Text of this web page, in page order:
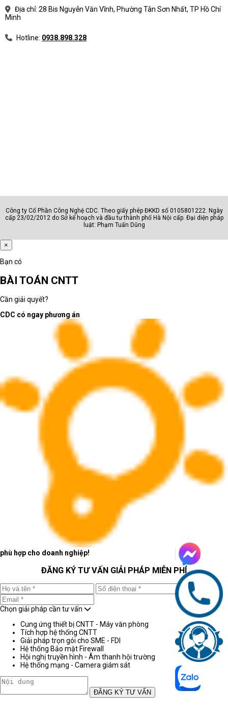
Địa chỉ: 28 Bis Nguyễn Văn Vĩnh, Phường Tân Sơn Nhất, TP Hồ Chí
Minh
Hotline: 0938.898.328
Công ty Cổ Phần Công Nghệ CDC. Theo giấy phép ĐKKD số 0105801222. Ngày
cấp 23/02/2012 do Sở kế hoạch và đầu tư thành phố Hà Nội cấp. Đại diện pháp
luật: Phạm Tuấn Dũng
×
Bạn có
BÀI TOÁN CNTT
Cần giải quyết?
CDC có ngay phương án
phù hợp cho doanh nghiệp!
ĐĂNG KÝ TƯ VẤN GIẢI PHÁP MIỄN PHÍ
Chọn giải pháp cần tư vấn
Cung ứng thiết bị CNTT - Máy văn phòng
Tích hợp hệ thống CNTT
Giải pháp trọn gói cho SME - FDI
Hệ thống Bảo mật Firewall
Hội nghị truyền hình - Âm thanh hội trường
Hệ thống mạng - Camera giám sát
ĐĂNG KÝ TƯ VẤN